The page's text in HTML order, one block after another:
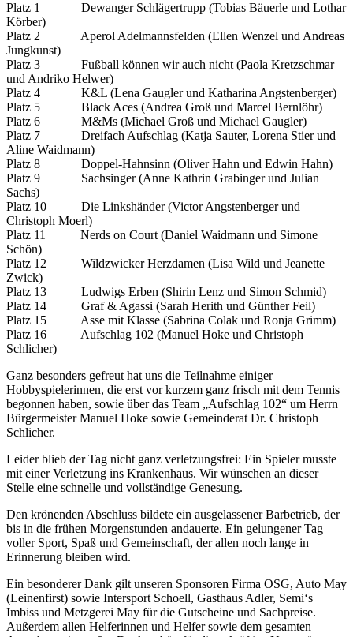
Platz 1 Dewanger Schlägertrupp (Tobias Bäuerle und Lothar
Körber)
Platz 2 Aperol Adelmannsfelden (Ellen Wenzel und Andreas
Jungkunst)
Platz 3 Fußball können wir auch nicht (Paola Kretzschmar
und Andriko Helwer)
Platz 4 K&L (Lena Gaugler und Katharina Angstenberger)
Platz 5 Black Aces (Andrea Groß und Marcel Bernlöhr)
Platz 6 M&Ms (Michael Groß und Michael Gaugler)
Platz 7 Dreifach Aufschlag (Katja Sauter, Lorena Stier und
Aline Waidmann)
Platz 8 Doppel-Hahnsinn (Oliver Hahn und Edwin Hahn)
Platz 9 Sachsinger (Anne Kathrin Grabinger und Julian
Sachs)
Platz 10 Die Linkshänder (Victor Angstenberger und
Christoph Moerl)
Platz 11 Nerds on Court (Daniel Waidmann und Simone
Schön)
Platz 12 Wildzwicker Herzdamen (Lisa Wild und Jeanette
Zwick)
Platz 13 Ludwigs Erben (Shirin Lenz und Simon Schmid)
Platz 14 Graf & Agassi (Sarah Herith und Günther Feil)
Platz 15 Asse mit Klasse (Sabrina Colak und Ronja Grimm)
Platz 16 Aufschlag 102 (Manuel Hoke und Christoph
Schlicher)
Ganz besonders gefreut hat uns die Teilnahme einiger
Hobbyspielerinnen, die erst vor kurzem ganz frisch mit dem Tennis
begonnen haben, sowie über das Team „Aufschlag 102“ um Herrn
Bürgermeister Manuel Hoke sowie Gemeinderat Dr. Christoph
Schlicher.
Leider blieb der Tag nicht ganz verletzungsfrei: Ein Spieler musste
mit einer Verletzung ins Krankenhaus. Wir wünschen an dieser
Stelle eine schnelle und vollständige Genesung.
Den krönenden Abschluss bildete ein ausgelassener Barbetrieb, der
bis in die frühen Morgenstunden andauerte. Ein gelungener Tag
voller Sport, Spaß und Gemeinschaft, der allen noch lange in
Erinnerung bleiben wird.
Ein besonderer Dank gilt unseren Sponsoren Firma OSG, Auto May
(Leinenfirst) sowie Intersport Schoell, Gasthaus Adler, Semi‘s
Imbiss und Metzgerei May für die Gutscheine und Sachpreise.
Außerdem allen Helferinnen und Helfer sowie dem gesamten